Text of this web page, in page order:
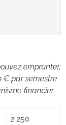
emprunter,
€ par semestre
financier
2 250